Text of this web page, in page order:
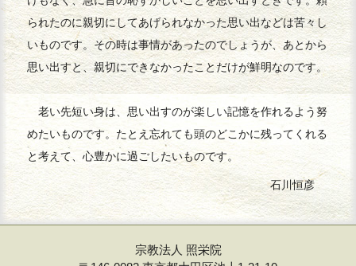
られたのに親切にしてあげられなかった思い出などは苦々し
いものです。その時は事情があったのでしょうが、あとから
思い出すと、親切にできなかったことだけが鮮明なのです。
老い先短い身は、思い出すのが楽しい記憶を作れるよう努
めたいものです。たとえ忘れても頭のどこかに残ってくれる
と考えて、心豊かに過ごしたいものです。
石川恒彦
宗教法人 照栄院